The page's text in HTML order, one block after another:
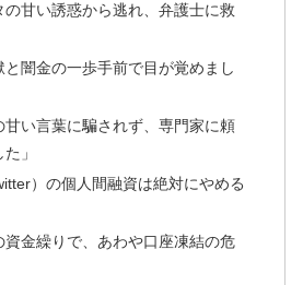
甘い誘惑から逃れ、弁護士に救
闇金の一歩手前で目が覚めまし
い言葉に騙されず、専門家に頼
」
）の個人間融資は絶対にやめる
金繰りで、あわや口座凍結の危